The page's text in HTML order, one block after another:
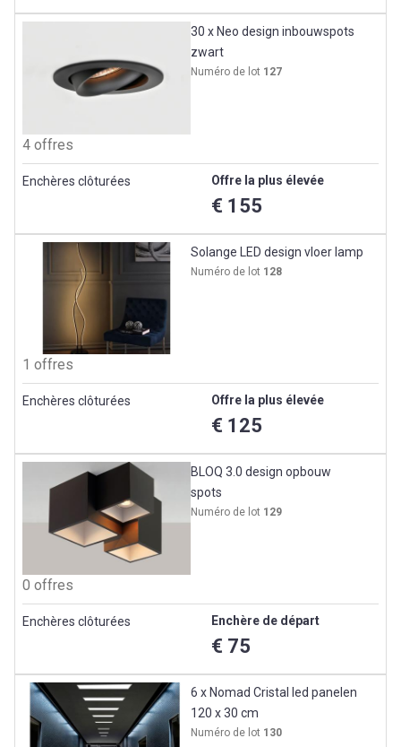
30 x Neo design inbouwspots
zwart
Numéro de lot 127
4 offres
Enchères clôturées Offre la plus élevée
€ 155
Solange LED design vloer lamp
Numéro de lot 128
1 offres
Enchères clôturées Offre la plus élevée
€ 125
BLOQ 3.0 design opbouw
spots
Numéro de lot 129
0 offres
Enchères clôturées Enchère de départ
€ 75
6 x Nomad Cristal led panelen
120 x 30 cm
Numéro de lot 130